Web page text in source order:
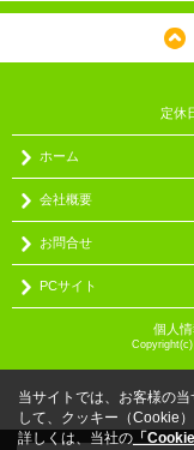
定休
ホーム
会社概要
お問合せ
PCサイト
個人情
当サイトでは、お客様の
して、クッキー（Cookie
詳しくは、当社の 「